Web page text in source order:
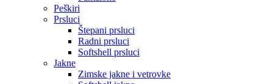
Peškiri
Prsluci
Štepani prsluci
Radni prsluci
Softshell prsluci
Jakne
Zimske jakne i vetrovke